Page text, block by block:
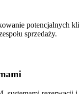
potencjalnych
sprzedaży.